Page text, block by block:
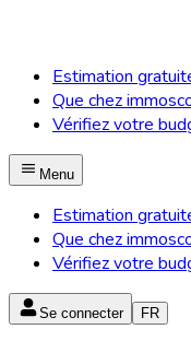
Estimation
Que chez
Vérifiez votre
Menu
Estimation
Que chez
Vérifiez votre
Se connecter FR